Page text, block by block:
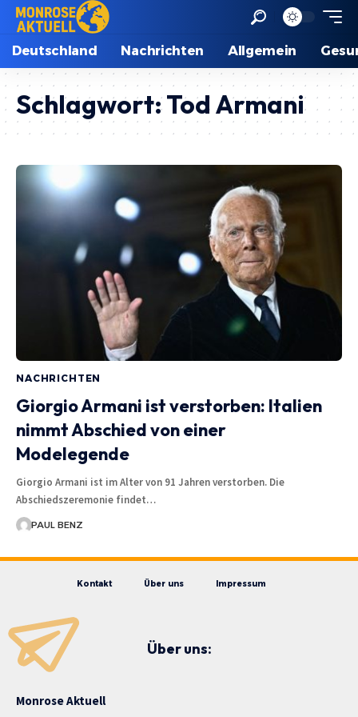
Deutschland Nachrichten Allgemein
Schlagwort:Tod Armani
NACHRICHTEN
Giorgio Armani ist verstorben: Italien
nimmt Abschied von einer
Modelegende
Giorgio Armani ist im Alter von 91 Jahren verstorben. Die
Abschiedszeremonie findet…
PAUL BENZ
Kontakt Über uns Impressum
Über uns:
Monrose Aktuell